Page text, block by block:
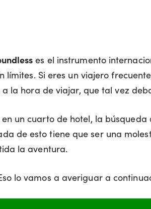
es el instrumento
límites. Si eres un viajero
la hora de viajar, que tal vez
un cuarto de hotel, la búsqueda
de esto tiene que ser una
la aventura.
lo vamos a averiguar a